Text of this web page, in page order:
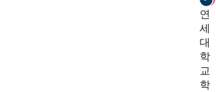
연
세
대
학
교
학